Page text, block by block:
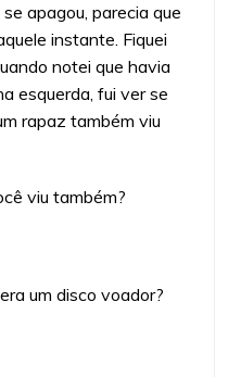
apagou, parecia que
instante. Fiquei
notei que havia
esquerda, fui ver se
rapaz também viu
viu também?
um disco voador?